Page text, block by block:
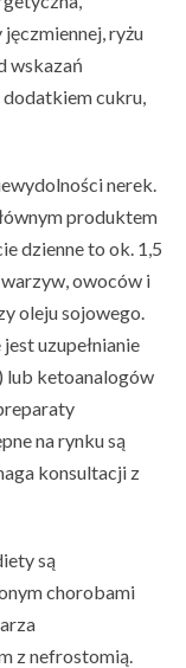
ryżu
wskazań
cukru,
nerek.
produktem
dzienne to ok. 1,5
owoców i
oleju sojowego.
uzupełnianie
lub ketoanalogów
na rynku są
konsultacji z
są
chorobami
z nefrostomią.